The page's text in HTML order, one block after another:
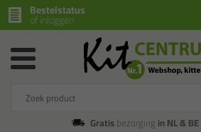
Bestelstatus
of inloggen
Gratisbezorging in NL & BE